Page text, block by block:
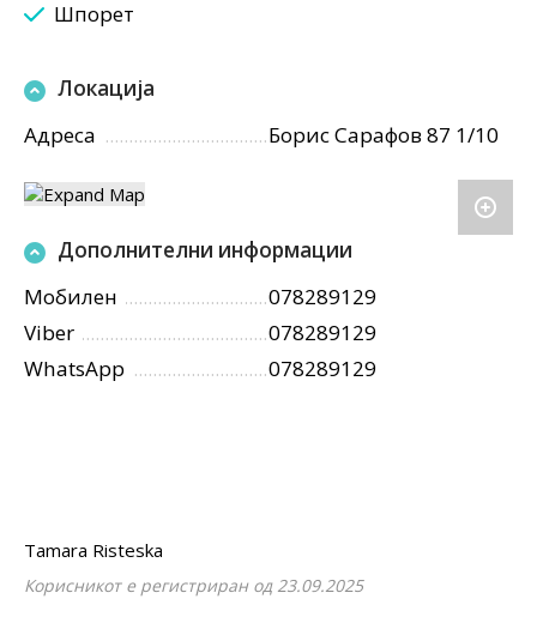
Шпорет
Локација
Адреса
Борис Сарафов 87 1/10
Дополнителни информации
Мобилен
078289129
Viber
078289129
WhatsApp
078289129
Tamara Risteska
Корисникот е регистриран од 23.09.2025